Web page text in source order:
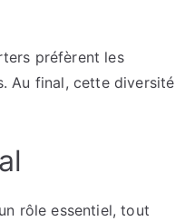
préfèrent les
Au final, cette diversité
rôle essentiel, tout